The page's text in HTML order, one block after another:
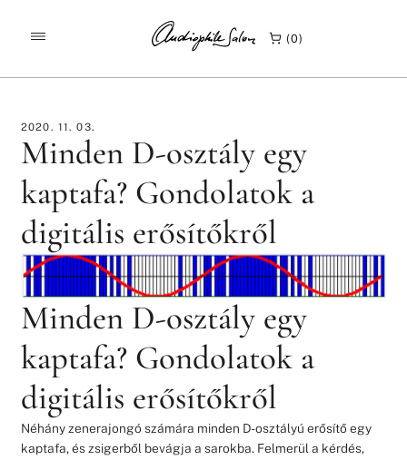
0
KEZDŐLAP ÉRDEKESSÉGEK
/
MINDEN D-OSZTÁLY EGY KAPTAFA? GONDOLATOK A
2020. 11. 03.
Minden D-osztály egy
kaptafa? Gondolatok a
digitális erősítőkről
Minden D-osztály egy
kaptafa? Gondolatok a
digitális erősítőkről
Néhány zenerajongó számára minden D-osztályú erősítő egy
kaptafa, és zsigerből bevágja a sarokba. Felmerül a kérdés,